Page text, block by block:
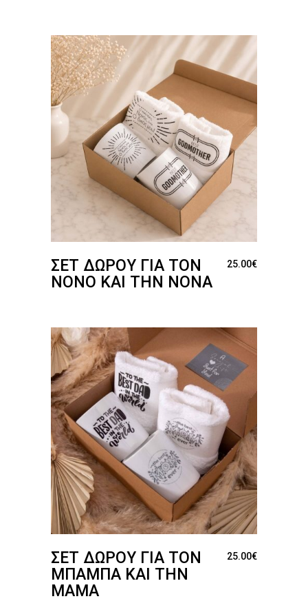
ΣΕΤ ΔΏΡΟΥ ΓΙΑ ΤΟΝ
ΝΟΝΌ ΚΑΙ ΤΗΝ ΝΟΝΆ
25.00€
ΣΕΤ ΔΏΡΟΥ ΓΙΑ ΤΟΝ
ΜΠΑΜΠΆ ΚΑΙ ΤΗΝ
ΜΑΜΆ
25.00€